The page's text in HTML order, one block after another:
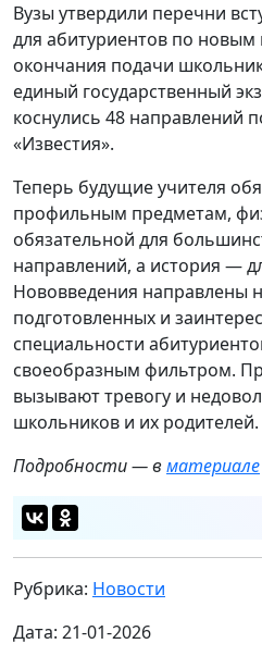
Вузы утвердили перечни
для абитуриентов по новым
окончания подачи
единый государственный
коснулись 48 направлений
«Известия».
Теперь будущие учителя
профильным предметам,
обязательной для
направлений, а история —
Нововведения направлены
подготовленных и
специальности
своеобразным фильтром.
вызывают тревогу и
школьников и их родителей.
Подробности— вматериале
Рубрика: Новости
Дата: 21-01-2026